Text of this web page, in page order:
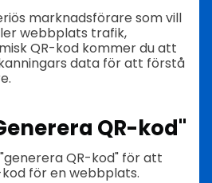
marknadsförare som vill
webbplats trafik,
QR-kod kommer du att
data för att förstå
QR-kod"
QR-kod" för att
för en webbplats.